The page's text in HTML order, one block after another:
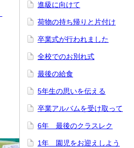
進級に向けて
荷物の持ち帰りと片付け
卒業式が行われました
全校でのお別れ式
最後の給食
5年生の思いを伝える
卒業アルバムを受け取って
6年 最後のクラスレク
1年 園児をお迎えしよう